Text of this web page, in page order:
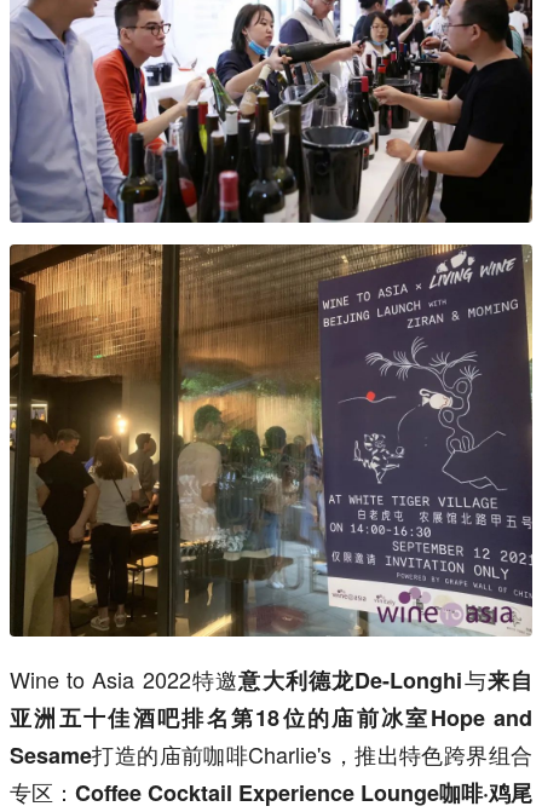
Wine to Asia 2022特邀意大利德龙De-Longhi与来自
亚洲五十佳酒吧排名第18位的庙前冰室Hope and
Sesame打造的庙前咖啡Charlie's，推出特色跨界组合
专区： Coffee Cocktail Experience Lounge咖啡·鸡尾